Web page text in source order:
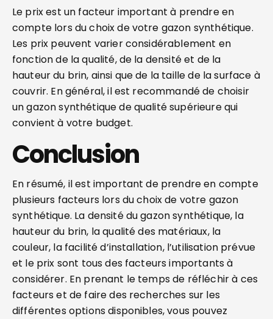
Le prix est un facteur important à prendre en
compte lors du choix de votre gazon synthétique.
Les prix peuvent varier considérablement en
fonction de la qualité, de la densité et de la
hauteur du brin, ainsi que de la taille de la surface à
couvrir. En général, il est recommandé de choisir
un gazon synthétique de qualité supérieure qui
convient à votre budget.
Conclusion
En résumé, il est important de prendre en compte
plusieurs facteurs lors du choix de votre gazon
synthétique. La densité du gazon synthétique, la
hauteur du brin, la qualité des matériaux, la
couleur, la facilité d’installation, l’utilisation prévue
et le prix sont tous des facteurs importants à
considérer. En prenant le temps de réfléchir à ces
facteurs et de faire des recherches sur les
différentes options disponibles, vous pouvez